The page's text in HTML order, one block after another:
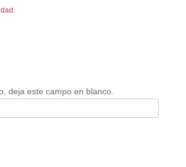
deja este campo en blanco.